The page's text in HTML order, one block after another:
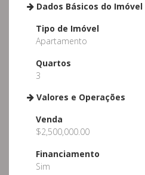
Dados Básicos do Imóvel
Tipo de Imóvel
Apartamento
Quartos
3
Valores e Operações
Venda
$2,500,000.00
Financiamento
Sim